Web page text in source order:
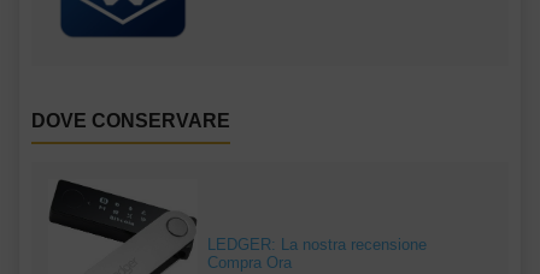
DOVE CONSERVARE
LEDGER: La nostra recensione
Compra Ora